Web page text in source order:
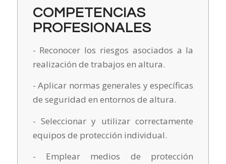
COMPETENCIAS
PROFESIONALES
- Reconocer los riesgos asociados a la
realización de trabajos en altura.
- Aplicar normas generales y específicas
de seguridad en entornos de altura.
- Seleccionar y utilizar correctamente
equipos de protección individual.
- Emplear medios de protección